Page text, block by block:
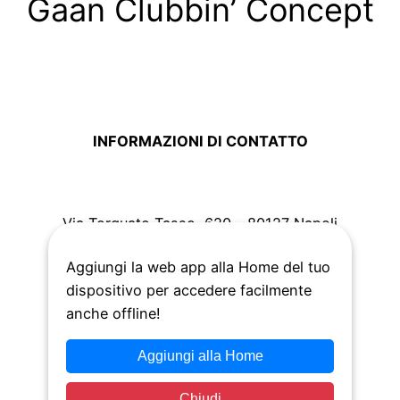
Gaan Clubbin’ Concept
INFORMAZIONI DI CONTATTO
Via Torquato Tasso, 620 – 80127 Napoli
+39 338 884 6684
Aggiungi la web app alla Home del tuo
dispositivo per accedere facilmente
anche offline!
Aggiungi alla Home